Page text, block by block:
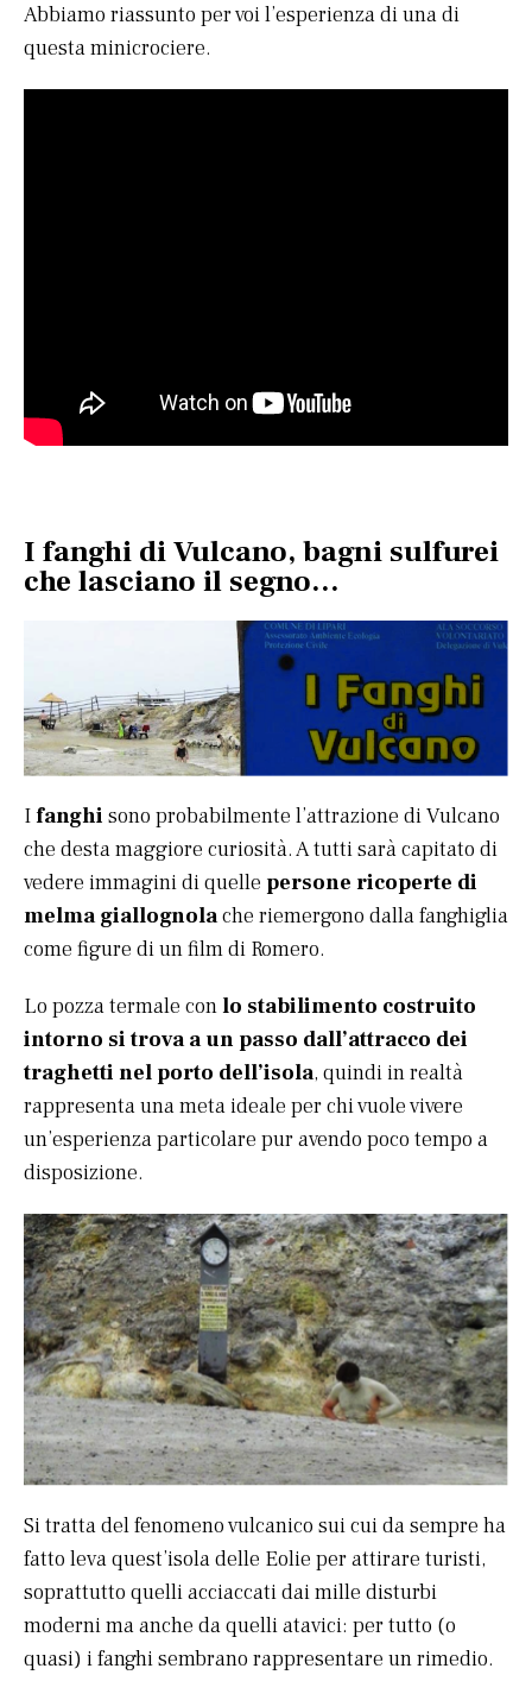
Abbiamo riassunto per voi l’esperienza di una di
questa minicrociere.
I fanghi di Vulcano, bagni sulfurei
che lasciano il segno…
Ifanghi sono probabilmente l’attrazione di Vulcano
che desta maggiore curiosità. A tutti sarà capitato di
vedere immagini di quelle persone ricoperte di
melma giallognolache riemergono dalla fanghiglia
come figure di un film di Romero.
Lo pozza termale conlo stabilimento costruito
intorno si trova a un passo dall’attracco dei
traghetti nel porto dell’isola, quindi in realtà
rappresenta una meta ideale per chi vuole vivere
un’esperienza particolare pur avendo poco tempo a
disposizione.
Si tratta del fenomeno vulcanico sui cui da sempre ha
fatto leva quest’isola delle Eolie per attirare turisti,
soprattutto quelli acciaccati dai mille disturbi
moderni ma anche da quelli atavici: per tutto (o
quasi) i fanghi sembrano rappresentare un rimedio.